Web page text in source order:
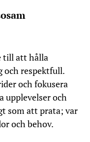
till att hålla
och respektfull.
och fokusera
upplevelser och
som att prata; var
och behov.